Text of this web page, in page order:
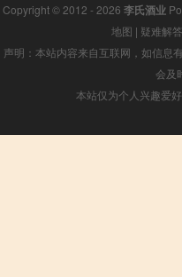
Copyright © 2012 - 2026 李氏酒业
地图 | 疑难解答
声明：本站内容来自互联网，如信息
会及
本站仅为个人兴趣爱